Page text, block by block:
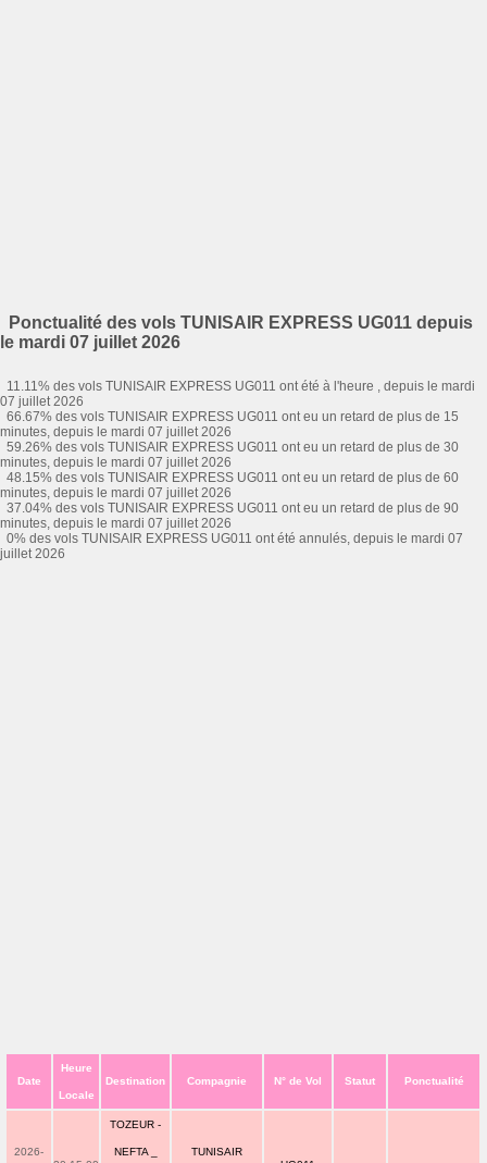
Ponctualité des vols TUNISAIR EXPRESS UG011 depuis
le mardi 07 juillet 2026
11.11% des vols TUNISAIR EXPRESS UG011 ont été à l'heure , depuis le mardi
07 juillet 2026
66.67% des vols TUNISAIR EXPRESS UG011 ont eu un retard de plus de 15
minutes, depuis le mardi 07 juillet 2026
59.26% des vols TUNISAIR EXPRESS UG011 ont eu un retard de plus de 30
minutes, depuis le mardi 07 juillet 2026
48.15% des vols TUNISAIR EXPRESS UG011 ont eu un retard de plus de 60
minutes, depuis le mardi 07 juillet 2026
37.04% des vols TUNISAIR EXPRESS UG011 ont eu un retard de plus de 90
minutes, depuis le mardi 07 juillet 2026
0% des vols TUNISAIR EXPRESS UG011 ont été annulés, depuis le mardi 07
juillet 2026
Date
Heure
Locale
Destination Compagnie N° de Vol Statut Ponctualité
2026-
TOZEUR -
NEFTA _
TUNISAIR